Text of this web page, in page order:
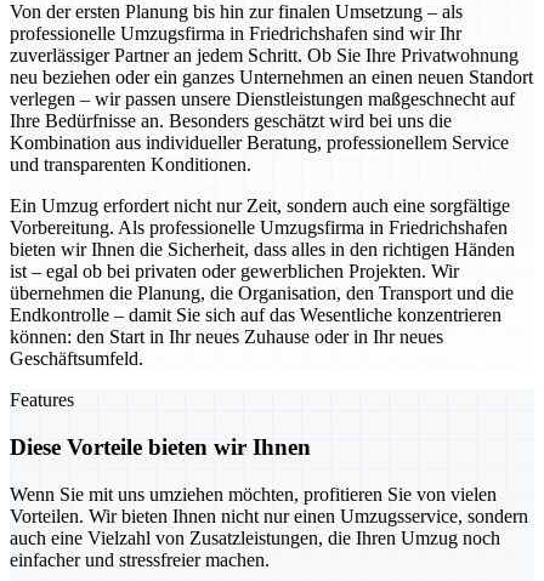
Von der ersten Planung bis hin zur finalen Umsetzung – als
professionelle Umzugsfirma in Friedrichshafen sind wir Ihr
zuverlässiger Partner an jedem Schritt. Ob Sie Ihre Privatwohnung
neu beziehen oder ein ganzes Unternehmen an einen neuen Standort
verlegen – wir passen unsere Dienstleistungen maßgeschnecht auf
Ihre Bedürfnisse an. Besonders geschätzt wird bei uns die
Kombination aus individueller Beratung, professionellem Service
und transparenten Konditionen.
Ein Umzug erfordert nicht nur Zeit, sondern auch eine sorgfältige
Vorbereitung. Als professionelle Umzugsfirma in Friedrichshafen
bieten wir Ihnen die Sicherheit, dass alles in den richtigen Händen
ist – egal ob bei privaten oder gewerblichen Projekten. Wir
übernehmen die Planung, die Organisation, den Transport und die
Endkontrolle – damit Sie sich auf das Wesentliche konzentrieren
können: den Start in Ihr neues Zuhause oder in Ihr neues
Geschäftsumfeld.
Features
Diese Vorteile bieten wir Ihnen
Wenn Sie mit uns umziehen möchten, profitieren Sie von vielen
Vorteilen. Wir bieten Ihnen nicht nur einen Umzugsservice, sondern
auch eine Vielzahl von Zusatzleistungen, die Ihren Umzug noch
einfacher und stressfreier machen.